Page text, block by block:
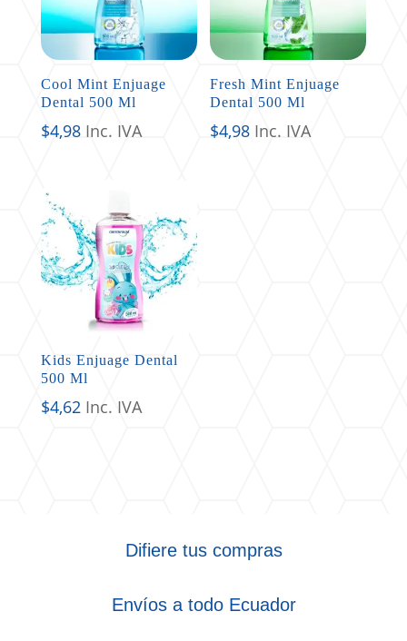
Cool Mint Enjuage
Dental 500 Ml
$4,98 Inc. IVA
Fresh Mint Enjuage
Dental 500 Ml
$4,98 Inc. IVA
Kids Enjuage Dental
500 Ml
$4,62 Inc. IVA
Difiere tus compras
Envíos a todo Ecuador